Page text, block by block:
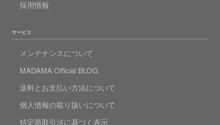
採用情報
サービス
メンテナンスについて
MADAMA Official BLOG
送料とお支払い方法について
個人情報の取り扱いについて
特定商取引法に基づく表示